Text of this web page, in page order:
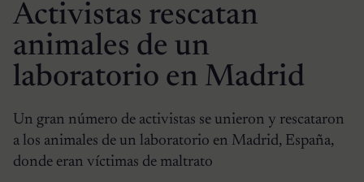
Activistas rescatan
animales de un
laboratorio en Madrid
Un gran número de activistas se unieron y rescataron
a los animales de un laboratorio en Madrid, España,
donde eran víctimas de maltrato